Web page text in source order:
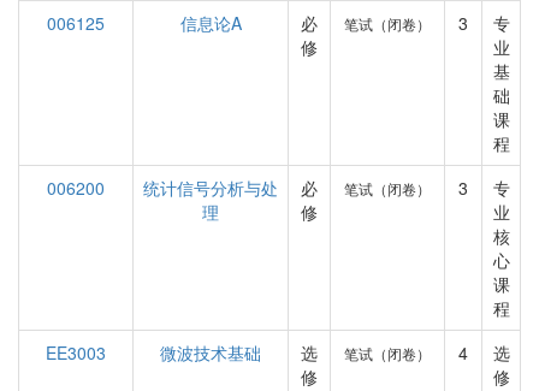
006125 信息论A
必
修
笔试（闭卷） 3
专
业
基
础
课
程
006200
统计信号分析与处
理
必
修
笔试（闭卷） 3
专
业
核
心
课
程
EE3003
微波技术基础
选
修
笔试（闭卷） 4
选
修